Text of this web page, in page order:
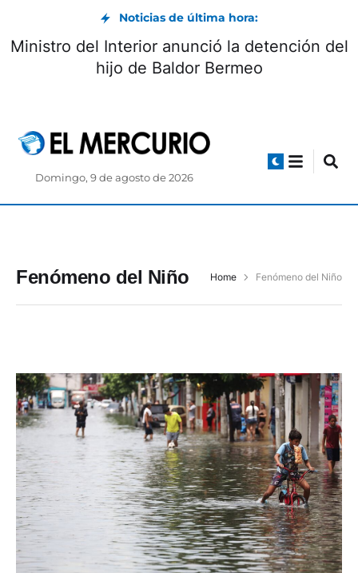
Noticias de última hora:
Ministro del Interior anunció la detención del
hijo de Baldor Bermeo
Domingo, 9 de agosto de 2026
Fenómeno del Niño Home Fenómeno del Niño